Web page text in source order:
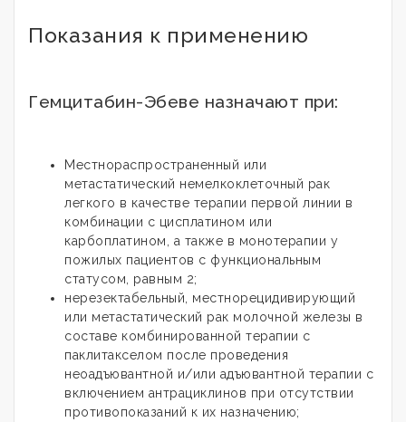
Показания к применению
Гемцитабин-Эбеве назначают при:
Местнораспространенный или
метастатический немелкоклеточный рак
легкого в качестве терапии первой линии в
комбинации с цисплатином или
карбоплатином, а также в монотерапии у
пожилых пациентов с функциональным
статусом, равным 2;
нерезектабельный, местнорецидивирующий
или метастатический рак молочной железы в
составе комбинированной терапии с
паклитакселом после проведения
неоадъювантной и/или адъювантной терапии с
включением антрациклинов при отсутствии
противопоказаний к их назначению;